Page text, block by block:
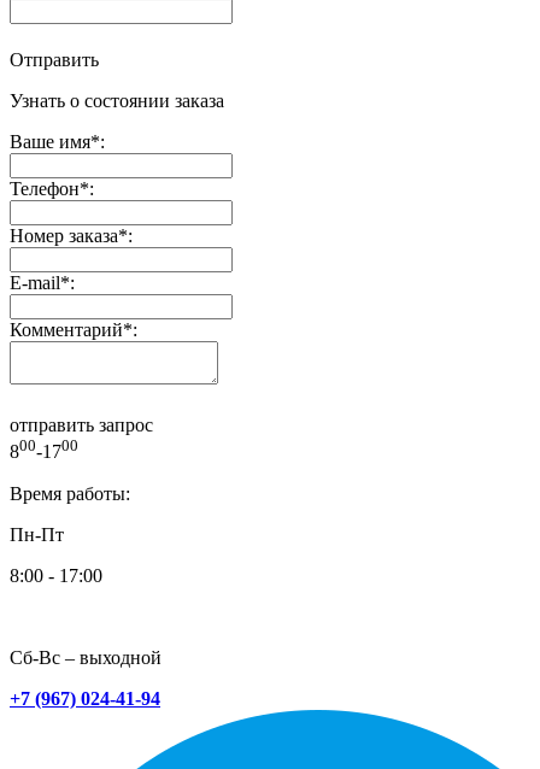
Отправить
Узнать о состоянии заказа
Ваше имя*:
Телефон*:
Номер заказа*:
E-mail*:
Комментарий*:
отправить запрос
800-1700
Время работы:
Пн-Пт
8:00 - 17:00
Сб-Вс – выходной
+7 (967) 024-41-94